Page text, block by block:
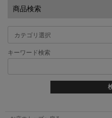
商品検索
キーワード検索